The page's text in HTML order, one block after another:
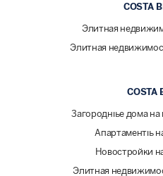
COSTA
Элитная
Элитная
COSTA
Загородные дома
Апартаменты
Новостройки
Элитная